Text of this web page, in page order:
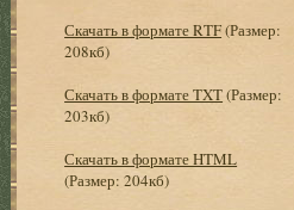
Скачать в формате RTF(Размер:
208кб)
Скачать в формате TXT(Размер:
203кб)
Скачать в формате HTML
(Размер: 204кб)